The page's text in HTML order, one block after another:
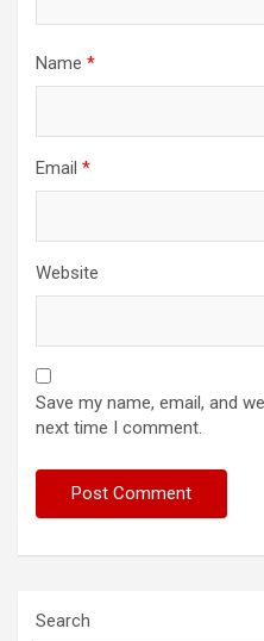
Name *
Email *
Website
Save my name, email, and
next time I comment.
Search